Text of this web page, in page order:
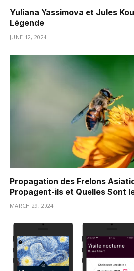
Yuliana Yassimova et Jules
Légende
JUNE 12, 2024
Propagation des Frelons
Propagent-ils et Quelles Sont
MARCH 29, 2024